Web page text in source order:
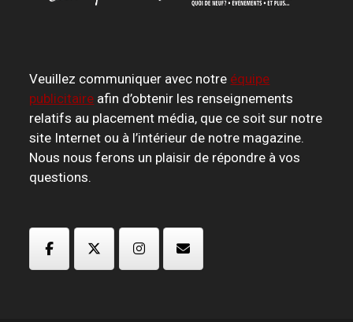
Veuillez communiquer avec notre équipe
publicitaire afin d’obtenir les renseignements
relatifs au placement média, que ce soit sur notre
site Internet ou à l’intérieur de notre magazine.
Nous nous ferons un plaisir de répondre à vos
questions.